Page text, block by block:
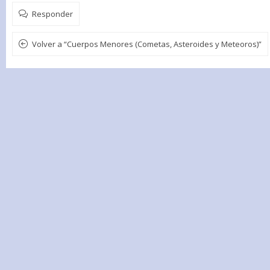
Responder
Volver a “Cuerpos Menores (Cometas, Asteroides y Meteoros)”